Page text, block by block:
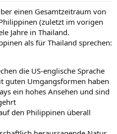
einen Gesamtzeitraum von
(zuletzt im vorigen
Jahre in Thailand.
als für Thailand sprechen:
die US-englische Sprache
guten Umgangsformen haben
ein hohes Ansehen und sind
den Philippinen überall